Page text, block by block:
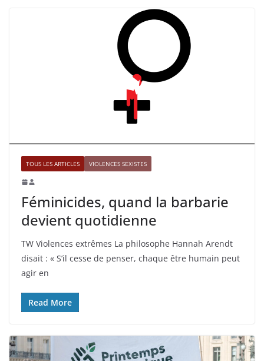
TOUS LES ARTICLES VIOLENCES SEXISTES
Féminicides, quand la barbarie
devient quotidienne
TW Violences extrêmes La philosophe Hannah Arendt
disait : « S’il cesse de penser, chaque être humain peut
agir en
Read More